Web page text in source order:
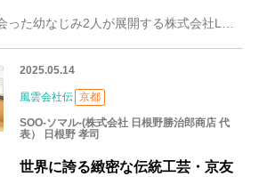
小学校1年生の時に出会った幼なじみ2人が展開する株式会社LOM。マレーシアでそれぞれ起業した2人は、生まれ故郷である京都に戻り、マーケティングとHP制作などで企
2025.05.14
風雲会社伝 京都
SOO-ソマル-(株式会社 日根野勝治郎商店 代
表） 日根野 孝司
世界に誇る緻密な伝統工芸・京友